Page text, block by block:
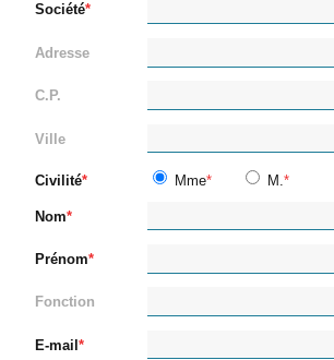
Société
Adresse
C.P.
Ville
Civilité Mme M.
Nom
Prénom
Fonction
E-mail